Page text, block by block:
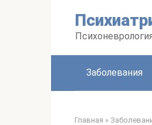
Заболевания
Главная »